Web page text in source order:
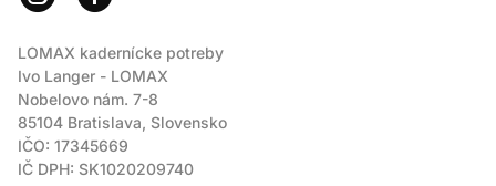
LOMAX kadernícke potreby
Ivo Langer - LOMAX
Nobelovo nám. 7-8
85104 Bratislava, Slovensko
IČO: 17345669
IČ DPH: SK1020209740